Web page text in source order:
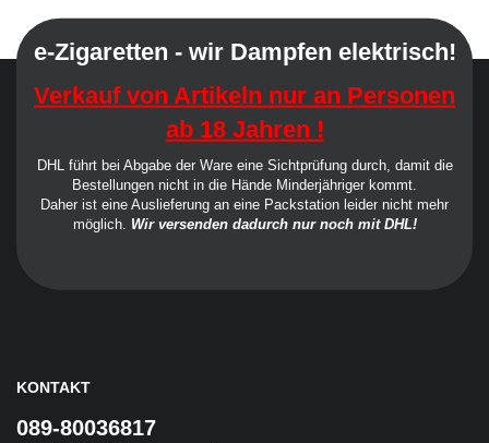
e-Zigaretten - wir Dampfen elektrisch!
Verkauf von Artikeln nur an Personen
ab 18 Jahren !
DHL führt bei Abgabe der Ware eine Sichtprüfung durch, damit die
Bestellungen nicht in die Hände Minderjähriger kommt.
Daher ist eine Auslieferung an eine Packstation leider nicht mehr
möglich. Wir versenden dadurch nur noch mit DHL!
KONTAKT
089-80036817